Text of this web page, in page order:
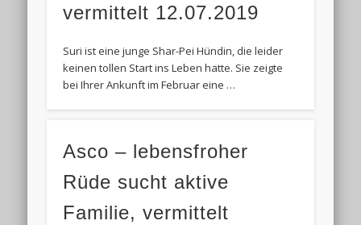
vermittelt 12.07.2019
Suri ist eine junge Shar-Pei Hündin, die leider
keinen tollen Start ins Leben hatte. Sie zeigte
bei Ihrer Ankunft im Februar eine …
Asco – lebensfroher
Rüde sucht aktive
Familie, vermittelt